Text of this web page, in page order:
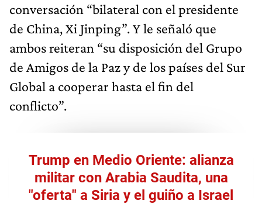
conversación “bilateral con el presidente
de China, Xi Jinping”. Y le señaló que
ambos reiteran “su disposición del Grupo
de Amigos de la Paz y de los países del Sur
Global a cooperar hasta el fin del
conflicto”.
Trump en Medio Oriente: alianza
militar con Arabia Saudita, una
"oferta" a Siria y el guiño a Israel